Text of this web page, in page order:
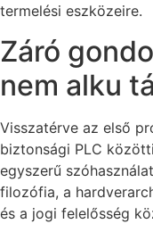
termelési eszközeire.
Záró
nem alku
Visszatérve az első
biztonsági PLC
egyszerű
filozófia, a
és a jogi felelősség